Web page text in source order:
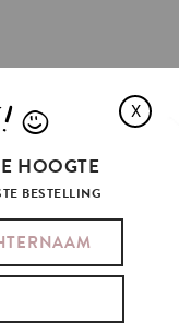
X
L
HOOGTE
BESTELLING